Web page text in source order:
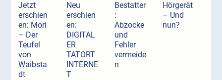
Jetzt
erschien
en: Mori
– Der
Teufel
von
Waibsta
dt
Neu
erschien
en:
DIGITAL
ER
TATORT
INTERNE
T
Bestatter
:
Abzocke
und
Fehler
vermeide
n
Hörgerät
– Und
nun?